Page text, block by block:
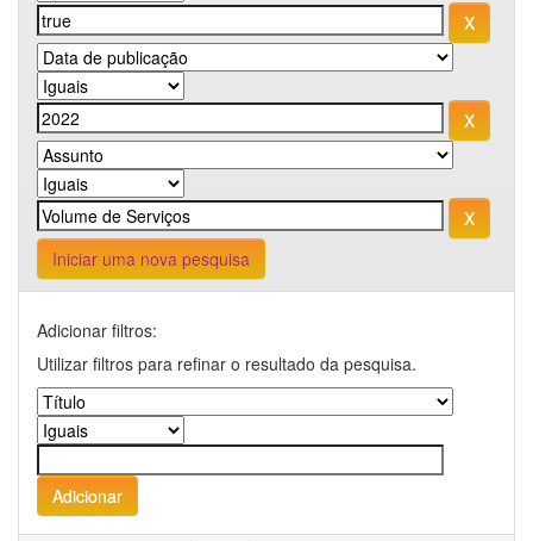
Iniciar uma nova pesquisa
Adicionar filtros:
Utilizar filtros para refinar o resultado da pesquisa.